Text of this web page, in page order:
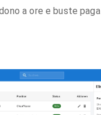
a ore e buste paga